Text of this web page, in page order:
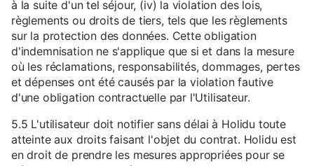
à la suite d'un tel séjour, (iv) la violation des lois,
règlements ou droits de tiers, tels que les règlements
sur la protection des données. Cette obligation
d'indemnisation ne s'applique que si et dans la mesure
où les réclamations, responsabilités, dommages, pertes
et dépenses ont été causés par la violation fautive
d'une obligation contractuelle par l'Utilisateur.
5.5 L'utilisateur doit notifier sans délai à Holidu toute
atteinte aux droits faisant l'objet du contrat. Holidu est
en droit de prendre les mesures appropriées pour se